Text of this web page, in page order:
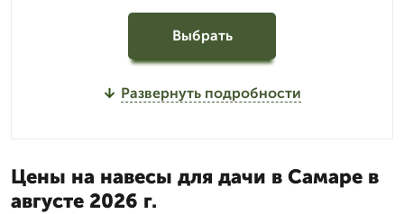
Выбрать
Развернуть подробности
Цены на навесы для дачи в Самаре в
августе 2026 г.